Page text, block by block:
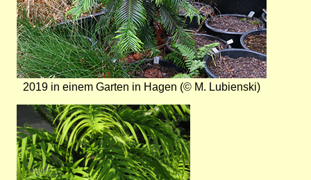
2019 in einem Garten in Hagen (© M. Lubienski)
Bild